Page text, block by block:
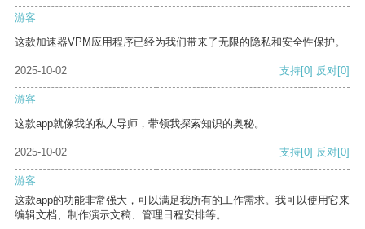
游客
这款加速器VPM应用程序已经为我们带来了无限的隐私和安全性保护。
2025-10-02 支持[0] 反对[0]
游客
这款app就像我的私人导师，带领我探索知识的奥秘。
2025-10-02 支持[0] 反对[0]
游客
这款app的功能非常强大，可以满足我所有的工作需求。我可以使用它来
编辑文档、制作演示文稿、管理日程安排等。